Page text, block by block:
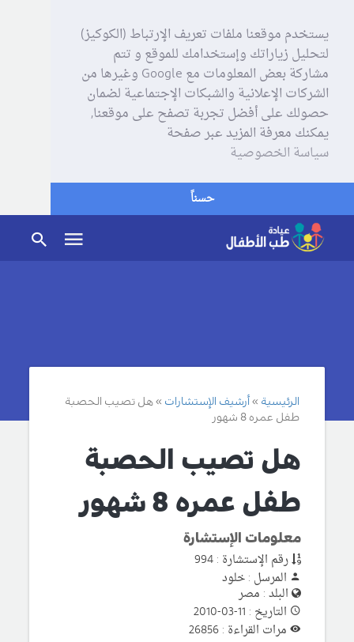
يستخدم موقعنا ملفات تعريف الإرتباط (الكوكيز)
لتحليل زياراتك وإستخدامك للموقع و تتم
مشاركة بعض المعلومات مع Google وغيرها من
الشركات الإعلانية والشبكات الإجتماعية لضمان
حصولك على أفضل تجربة تصفح على موقعنا,
يمكنك معرفة المزيد عبر صفحة
سياسة الخصوصية
حسناً
الرئيسية أرشيف الإستشارات
هل تصيب الحصبة
طفل عمره 8 شهور
هل تصيب الحصبة
طفل عمره 8 شهور
معلومات الإستشارة
رقم الإستشارة : 994
المرسل : خلود
البلد : مصر
التاريخ : 11-03-2010
مرات القراءة : 26856